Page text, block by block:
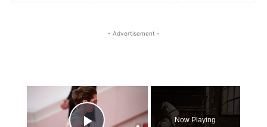
- Advertisement -
Now Playing